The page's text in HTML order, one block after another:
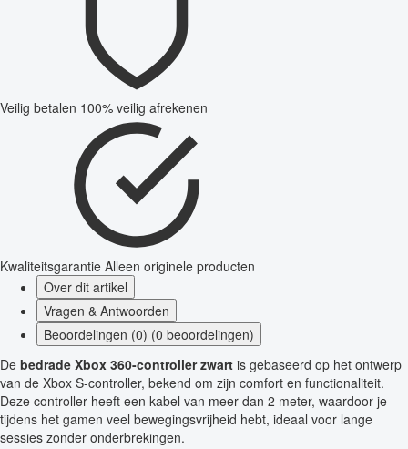
Veilig betalen 100% veilig afrekenen
Kwaliteitsgarantie Alleen originele producten
Over dit artikel
Vragen & Antwoorden
Beoordelingen (0) (0 beoordelingen)
De bedrade Xbox 360-controller zwart is gebaseerd op het ontwerp
van de Xbox S-controller, bekend om zijn comfort en functionaliteit.
Deze controller heeft een kabel van meer dan 2 meter, waardoor je
tijdens het gamen veel bewegingsvrijheid hebt, ideaal voor lange
sessies zonder onderbrekingen.